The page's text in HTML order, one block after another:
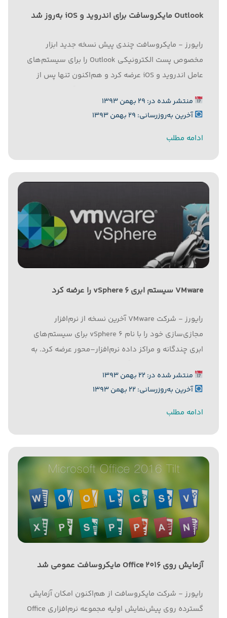
Outlook مایکروسافت برای اندروید و iOS به‌روز شد
رایورز - مایکروسافت چندی پیش نسخه جدید ابزار
مخصوص پست الکترونیکی Outlook را برای سیستم‌های
عامل اندروید و iOS عرضه کرد و هم‌اکنون تنها پس از
به گزارش رایورز به نقل از زد.دی.نت، این شرکت روی...
منتشر شده در: ۲۹ بهمن ۱۳۹۳
آخرین به‌روزرسانی: ۲۹ بهمن ۱۳۹۳
ادامه مطلب
VMware سیستم ابری vSphere 6 را عرضه کرد
رایورز - شرکت VMware آخرین نسخه از نرم‌افزار
مجازی‌سازی خود را با نام vSphere 6 برای سیستم‌های
ابری چندگانه و مراکز داده نرم‌افزار–محور عرضه کرد. به
vSphere 6 بیش از ۶۵۰ قابلیت نوآورانه را شامل می‌شود
و...
منتشر شده در: ۲۲ بهمن ۱۳۹۳
آخرین به‌روزرسانی: ۲۲ بهمن ۱۳۹۳
ادامه مطلب
آزمایش روی Office 2016 مایکروسافت عمومی شد
رایورز - شرکت مایکروسافت از هم‌اکنون امکان آزمایش
گسترده روی پیش‌نمایش اولیه مجموعه نرم‌افزاری Office